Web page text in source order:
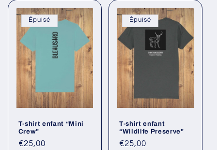
l
o
Épuisé
T-shirt enfant “Mini
Crew"
Prix
€25,00
Épuisé
T-shirt enfant
“Wildlife Preserve"
Prix
€25,00